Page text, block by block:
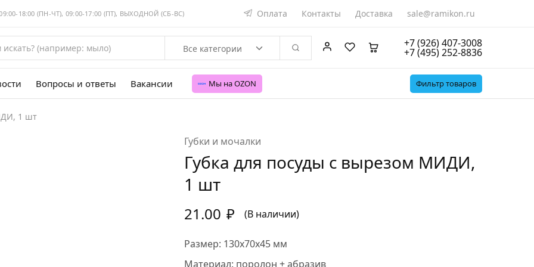
18:00 (ПН-ЧТ), 09:00-17:00 (ПТ), ВЫХОДНОЙ (СБ-ВС) Оплата Контакты Доставка sale@ramikon.ru
Все категории +7 (926) 407-3008
+7 (495) 252-8836
Вопросы и ответы Вакансии Мы на OZON Фильтр товаров
1 шт
Губки и мочалки
Губка для посуды с вырезом МИДИ,
1 шт
21.00 ₽ (В наличии)
Размер: 130х70х45 мм
Материал: поролон + абразив